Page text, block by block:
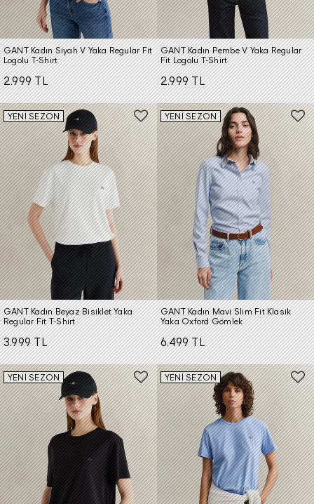
GANT Kadın Siyah V Yaka Regular Fit
Logolu T-Shirt
2.999 TL
GANT Kadın Pembe V Yaka Regular
Fit Logolu T-Shirt
2.999 TL
YENİ SEZON
GANT Kadın Beyaz Bisiklet Yaka
Regular Fit T-Shirt
3.999 TL
YENİ SEZON
GANT Kadın Mavi Slim Fit Klasik
Yaka Oxford Gömlek
6.499 TL
YENİ SEZON YENİ SEZON